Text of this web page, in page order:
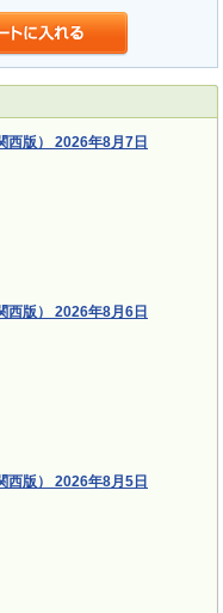
西版） 2026年8月7日
西版） 2026年8月6日
西版） 2026年8月5日